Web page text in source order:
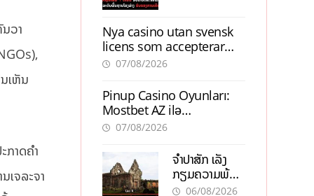
ວາ
ເຫັນ
ກາດຄໍາ
ເຈລະຈາ
ເຕີບໂຕ
Nya casino utan svensk
licens som accepterar
Swish: En jämförelse
07/08/2026
Pinup Casino Oyunları:
Mostbet AZ ilə
Müqayisədə Nə Təqdim
07/08/2026
ຈຳປາສັກ ເລັ່ງ
ກຽມຄວາມພ້ອມ
“ປີທ່ອງທ່ຽວ
06/08/2026